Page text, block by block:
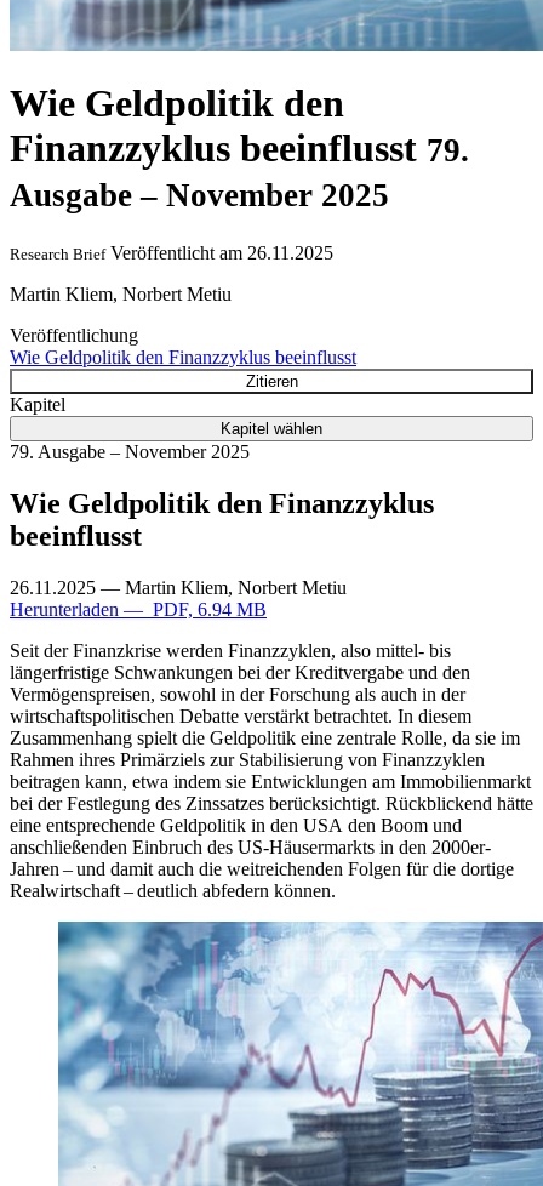
Wie Geldpolitik den
Finanzzyklus beeinflusst 79.
Ausgabe – November 2025
Research BriefVeröffentlicht am 26.11.2025
Martin Kliem, Norbert Metiu
Veröffentlichung
Wie Geldpolitik den Finanzzyklus beeinflusst
Zitieren
Kapitel
Kapitel wählen
79. Ausgabe – November 2025
Wie Geldpolitik den Finanzzyklus
beeinflusst
26.11.2025 — Martin Kliem, Norbert Metiu
Herunterladen — PDF, 6.94 MB
Seit der Finanzkrise werden Finanzzyklen, also mittel- bis
längerfristige Schwankungen bei der Kreditvergabe und den
Vermögenspreisen, sowohl in der Forschung als auch in der
wirtschaftspolitischen Debatte verstärkt betrachtet. In diesem
Zusammenhang spielt die Geldpolitik eine zentrale Rolle, da sie im
Rahmen ihres Primärziels zur Stabilisierung von Finanzzyklen
beitragen kann, etwa indem sie Entwicklungen am Immobilienmarkt
bei der Festlegung des Zinssatzes berücksichtigt. Rückblickend hätte
eine entsprechende Geldpolitik in den USA den Boom und
anschließenden Einbruch des US-Häusermarkts in den 2000er-
Jahren – und damit auch die weitreichenden Folgen für die dortige
Realwirtschaft – deutlich abfedern können.